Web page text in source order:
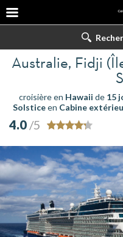
Australie, Fidji
croisière en Hawaii de 15
Solsticeen Cabine
4.0 /5